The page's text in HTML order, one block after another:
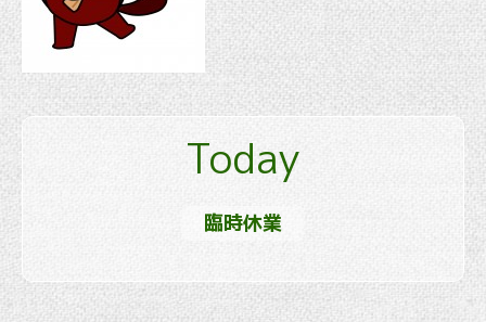
Today
臨時休業